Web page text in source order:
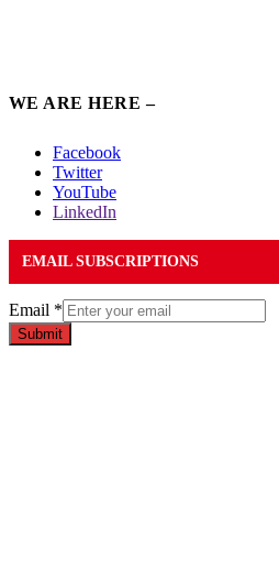
WE ARE HERE –
Facebook
Twitter
YouTube
LinkedIn
EMAIL SUBSCRIPTIONS
Email *
Submit